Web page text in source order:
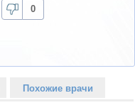
0
Похожие врачи